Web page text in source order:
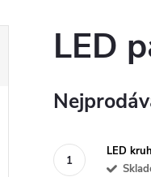
LED
LED